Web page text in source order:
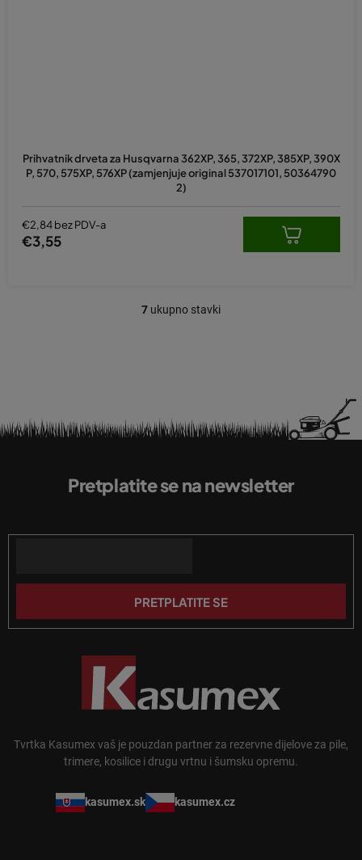
Prihvatnik drveta za Husqvarna 362XP, 365, 372XP, 385XP, 390X
P, 570, 575XP, 576XP (zamjenjuje original 537017101, 50364790
2)
€2,84 bez PDV-a
€3,55
K
l
e
s
a
a
7 ukupno stavki
o
Tvrtka Kasumex vaš je pouzdan partner za rezervne dijelove za pile,
trimere, kosilice i drugu vrtnu i šumsku opremu.
kasumex.sk kasumex.cz
Pretplatite se na newsletter
PRETPLATITE SE